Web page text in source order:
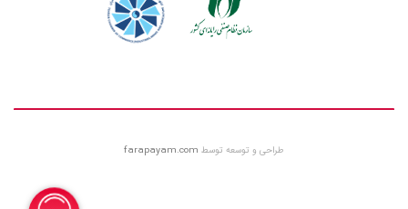
طراحی و توسعه توسط farapayam.com